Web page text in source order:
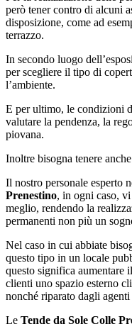
però tener contro di alcuni
disposizione, come ad
terrazzo.
In secondo luogo
per scegliere il tipo di
l’ambiente.
E per ultimo, le condizioni
valutare la pendenza, la
piovana.
Inoltre bisogna tenere
Il nostro personale esperto
Prenestino, in ogni caso,
meglio, rendendo la
permanenti non più un
Nel caso in cui abbiate
questo tipo in un locale
questo significa aumentare
clienti uno spazio esterno
nonché riparato dagli
Le Tende da Sole Colle